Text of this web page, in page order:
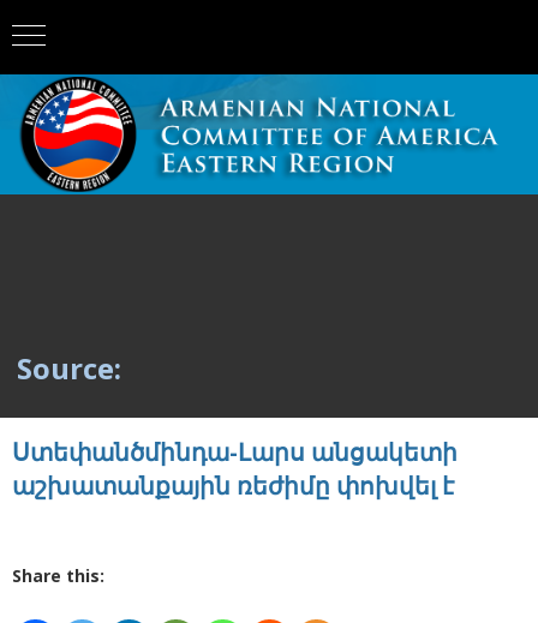
Source:
Ստեփանծմինդա-Լարս անցակետի
աշխատանքային ռեժիմը փոխվել է
Share this: